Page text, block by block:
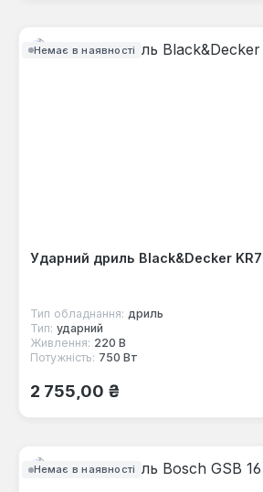
Немає в наявності
Ударний дриль Black&Decker
Тип обладнання: дриль
Тип: ударний
Живлення: 220 В
Потужність: 750 Вт
Звичайна ціна:
2 755,00 ₴
Немає в наявності